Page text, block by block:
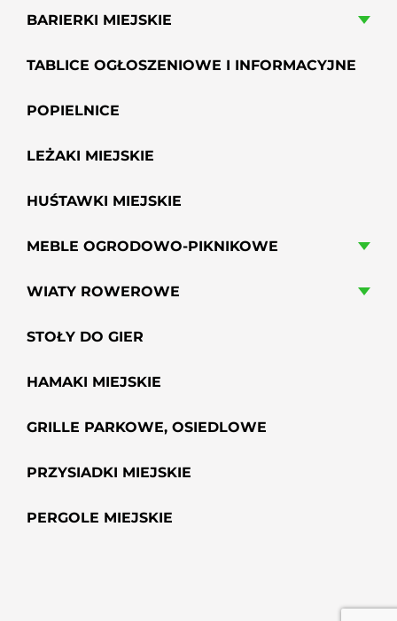
BARIERKI MIEJSKIE
TABLICE OGŁOSZENIOWE I INFORMACYJNE
POPIELNICE
LEŻAKI MIEJSKIE
HUŚTAWKI MIEJSKIE
MEBLE OGRODOWO-PIKNIKOWE
WIATY ROWEROWE
STOŁY DO GIER
HAMAKI MIEJSKIE
GRILLE PARKOWE, OSIEDLOWE
PRZYSIADKI MIEJSKIE
PERGOLE MIEJSKIE